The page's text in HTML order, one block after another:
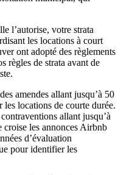
l’autorise, votre strata
les locations à court
ont adopté des règlements
règles de strata avant de
amendes allant jusqu’à 50
locations de courte durée.
allant jusqu’à
les annonces Airbnb
d’évaluation
pour identifier les